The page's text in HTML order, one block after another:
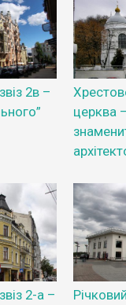
2в –
церква
2-а –